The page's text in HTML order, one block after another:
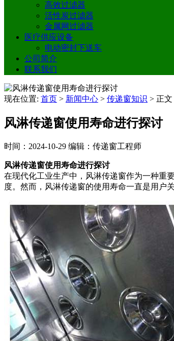
高效过滤器
活性炭过滤器
金属网过滤器
医疗供应设备
电动密封下送车
公司简介
联系我们
现在位置: 首页 > 新闻中心 > 传递窗知识 > 正文
风淋传递窗使用寿命进行探讨
时间：2024-10-29 编辑：传递窗工程师
风淋传递窗使用寿命进行探讨
在现代化工业生产中，风淋传递窗作为一种重
度。然而，风淋传递窗的使用寿命一直是用户